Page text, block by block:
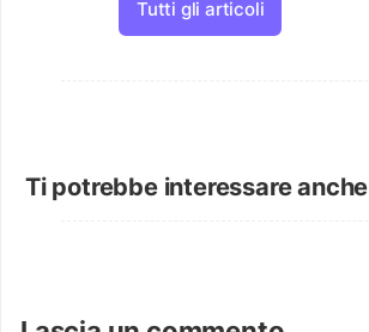
Tutti gli articoli
Ti potrebbe interessare anche